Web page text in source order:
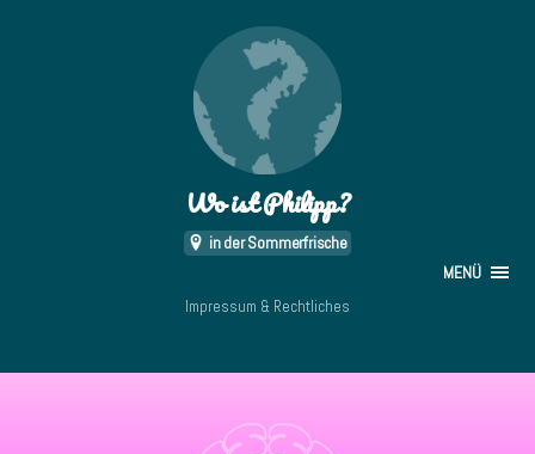
Wo ist Philipp?
in der Sommerfrische
MENÜ
Impressum & Rechtliches